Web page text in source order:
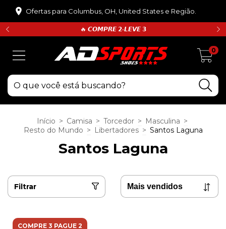
Ofertas para Columbus, OH, United States e Região.
🔥 𝘾𝙊𝙈𝙋𝙍𝙀 𝟮•𝙇𝙀𝙑𝙀 𝟯
0
Início > Camisa > Torcedor > Masculina >
Resto do Mundo > Libertadores > Santos Laguna
Santos Laguna
Filtrar
COMPRE 3 PAGUE 2